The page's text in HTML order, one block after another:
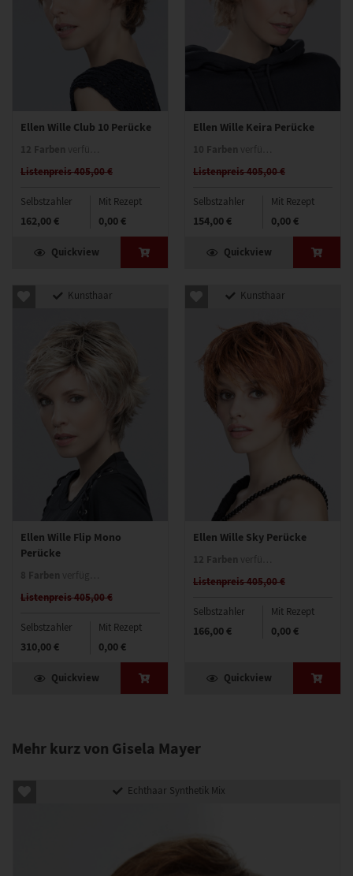
Ellen Wille Club 10 Perücke
Listenpreis 405,00 €
Selbstzahler
162,00 €
Mit Rezept
0,00 €
Quickview
Ellen Wille Keira Perücke
Listenpreis 405,00 €
Selbstzahler
154,00 €
Mit Rezept
0,00 €
Quickview
Kunsthaar
Ellen Wille Flip Mono
Perücke
Listenpreis 405,00 €
Selbstzahler
310,00 €
Mit Rezept
0,00 €
Quickview
Kunsthaar
Ellen Wille Sky Perücke
Listenpreis 405,00 €
Selbstzahler
166,00 €
Mit Rezept
0,00 €
Quickview
Mehr kurz von Gisela Mayer
Echthaar Synthetik Mix